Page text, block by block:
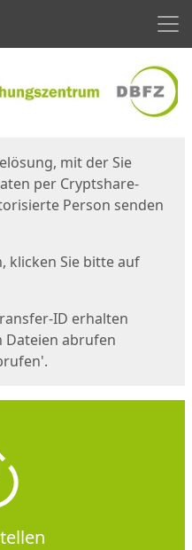
mit der Sie
per Cryptshare-
Person senden
klicken Sie bitte auf
ID erhalten
Dateien abrufen